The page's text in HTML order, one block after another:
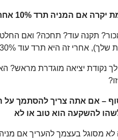
אם המניה תרד 10% אחרי הקנייה?
תקנה עוד? תחכה? ואם
אחרי זה היא תרד עוד 30% – מה התוכנית שלך אז?
נקודת יציאה מוגדרת מראש?
– אם אתה צריך להסתמך על
להשקעה הוא טוב או לא
מסוגל בעצמך להעריך אם